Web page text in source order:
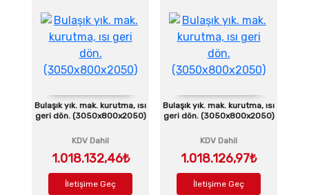
Bulaşık yık. mak. kurutma, ısı
geri dön. (3050x800x2050)
KDV Dahil
1.018.132,46₺
İletişime Geç
Bulaşık yık. mak. kurutma, ısı
geri dön. (3050x800x2050)
KDV Dahil
1.018.126,97₺
İletişime Geç